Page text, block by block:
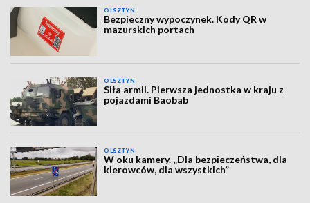
OLSZTYN
Bezpieczny wypoczynek. Kody QR w
mazurskich portach
OLSZTYN
Siła armii. Pierwsza jednostka w kraju z
pojazdami Baobab
OLSZTYN
W oku kamery. „Dla bezpieczeństwa, dla
kierowców, dla wszystkich”